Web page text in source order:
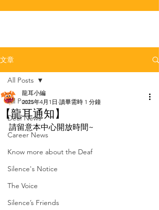
文章
All Posts
Deaf News
Career News
Know more about the Deaf
Silence's Notice
The Voice
Silence’s Friends
All Posts
【龍耳通知】
龍耳小編
2025年4月1日 讀畢需時 1 分鐘
請留意本中心開放時間~